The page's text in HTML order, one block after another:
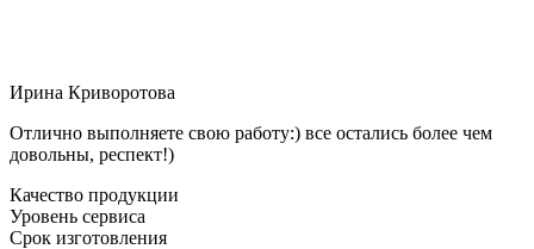
Ирина Криворотова
Отлично выполняете свою работу:) все остались более чем
довольны, респект!)
Качество продукции
Уровень сервиса
Срок изготовления